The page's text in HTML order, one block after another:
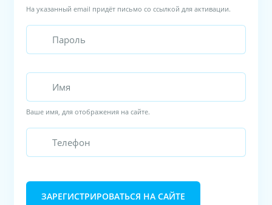
На указанный email придёт письмо со ссылкой для активации.
Ваше имя, для отображения на сайте.
ЗАРЕГИСТРИРОВАТЬСЯ НА САЙТЕ